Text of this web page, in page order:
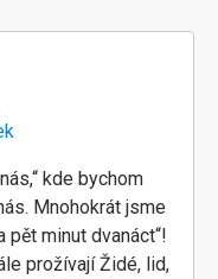
kde bychom
Mnohokrát jsme
pět minut dvanáct“!
prožívají Židé, lid,